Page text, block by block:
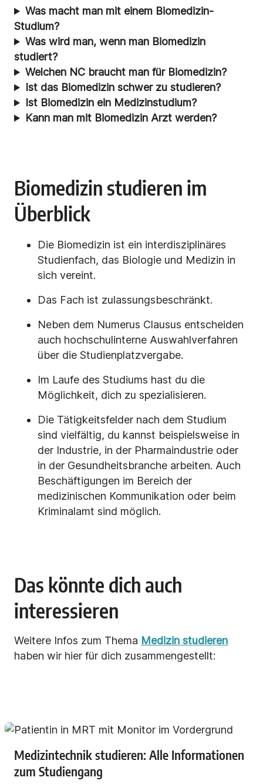
Was macht man mit einem Biomedizin-
Studium?
Was wird man, wenn man Biomedizin
studiert?
Welchen NC braucht man für Biomedizin?
Ist das Biomedizin schwer zu studieren?
Ist Biomedizin ein Medizinstudium?
Kann man mit Biomedizin Arzt werden?
Biomedizin studieren im
Überblick
Die Biomedizin ist ein interdisziplinäres
Studienfach, das Biologie und Medizin in
sich vereint.
Das Fach ist zulassungsbeschränkt.
Neben dem Numerus Clausus entscheiden
auch hochschulinterne Auswahlverfahren
über die Studienplatzvergabe.
Im Laufe des Studiums hast du die
Möglichkeit, dich zu spezialisieren.
Die Tätigkeitsfelder nach dem Studium
sind vielfältig, du kannst beispielsweise in
der Industrie, in der Pharmaindustrie oder
in der Gesundheitsbranche arbeiten. Auch
Beschäftigungen im Bereich der
medizinischen Kommunikation oder beim
Kriminalamt sind möglich.
Das könnte dich auch
interessieren
Weitere Infos zum Thema Medizin studieren
haben wir hier für dich zusammengestellt:
Medizintechnik studieren: Alle Informationen
zum Studiengang